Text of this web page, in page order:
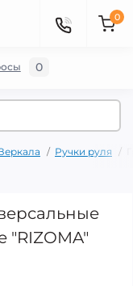
0
Ручки руля
0